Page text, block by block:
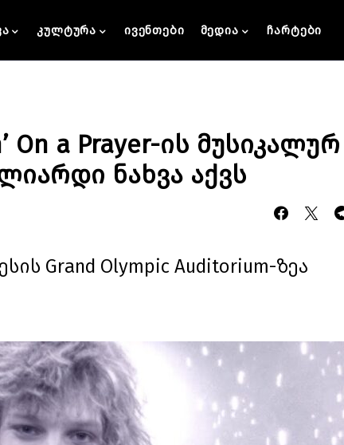
კულტურა ივენთები მედია ჩარტები
On a Prayer-ის მუსიკალურ
ნახვა აქვს
Grand Olympic Auditorium-ზეა